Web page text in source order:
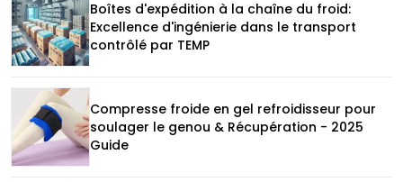
Boîtes d'expédition à la chaîne du froid:
Excellence d'ingénierie dans le transport
contrôlé par TEMP
Compresse froide en gel refroidisseur pour
soulager le genou & Récupération - 2025
Guide